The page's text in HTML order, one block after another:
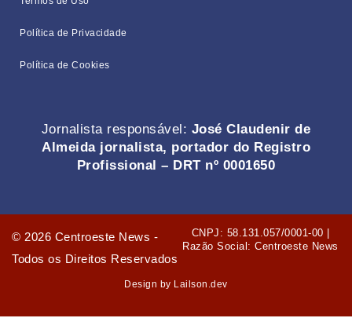
Política de Privacidade
Política de Cookies
Jornalista responsável: José Claudenir de
Almeida jornalista, portador do Registro
Profissional – DRT nº 0001650
© 2026 Centroeste News -
Todos os Direitos Reservados
CNPJ: 58.131.057/0001-00 |
Razão Social: Centroeste News
Design by Lailson.dev